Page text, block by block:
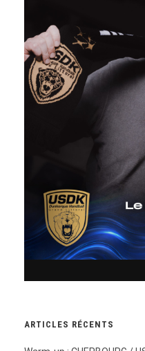
ARTICLES RÉCENTS